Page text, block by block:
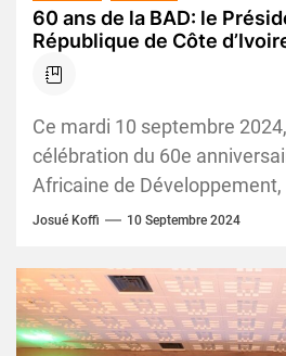
60 ans de la BAD: le
République de Côte
performances Réalisées
Financière Africaine
Ce mardi 10 septembre
célébration du 60e
Africaine de
ans à...
Josué Koffi 10 Septembre 2024